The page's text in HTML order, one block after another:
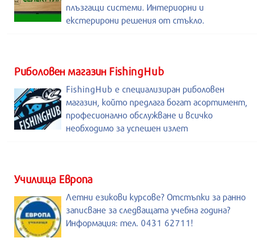
плъзгащи системи. Интериорни и
екстерирони решения от стъкло.
Риболовен магазин FishingHub
FishingHub е специализиран риболовен
магазин, който предлага богат асортимент,
професионално обслужване и всичко
необходимо за успешен излет
Училища Европа
Летни езикови курсове? Отстъпки за ранно
записване за следващата учебна година?
Информация: тел. 0431 62711!